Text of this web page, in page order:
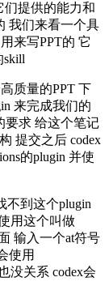
们提供的能力和
我们来看一个具
来写PPT的 它
skill
质量的PPT 下
来完成我们的
要求 给这个笔记
提交之后 codex
的plugin 并使
不到这个plugin
用这个叫做
输入一个at符号
使用
没关系 codex会